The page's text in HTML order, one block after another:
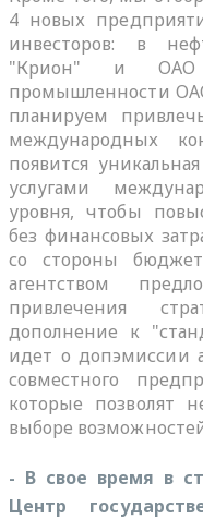
4 новых
инвесторов: в
"Крион" и ОАО
промышленности
планируем
международных
появится
услугами
уровня, чтобы
без финансовых
со стороны
агентством
привлечения
дополнение к
идет о допэмиссии
совместного
которые позволят
выборе
- В свое время в
Центр